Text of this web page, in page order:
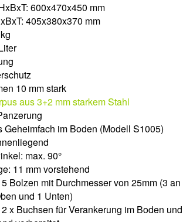
600x470x450 mm
405x380x370 mm
10 mm stark
aus 3+2 mm starkem Stahl
Geheimfach im Boden (Modell S1005)
max. 90°
11 mm vorstehend
Bolzen mit Durchmesser von 25mm (3 an
und 1 Unten)
x Buchsen für Verankerung im Boden und